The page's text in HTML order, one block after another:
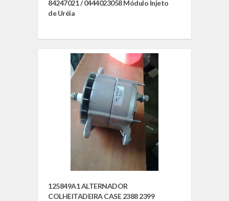
84247021 / 0444023058 Módulo Injeto
de Uréia
125849A1 ALTERNADOR
COLHEITADEIRA CASE 2388 2399